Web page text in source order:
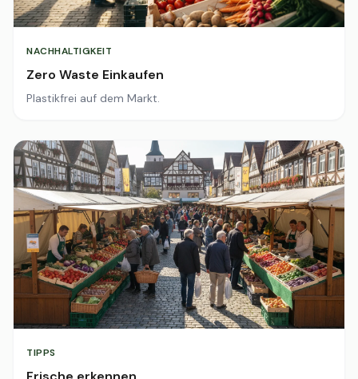
NACHHALTIGKEIT
Zero Waste Einkaufen
Plastikfrei auf dem Markt.
TIPPS